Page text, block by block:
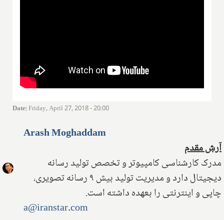
Date:Friday, April 27, 2018 - 20:00
Arash Moghaddam
آرش مقدم
مدرک کارشناسی کامپیوتر و تخصص تولید رسانه
دیجیتال دارد و مدیریت تولید بیش ۹ رسانه تصویری،
چاپی و اینترنتی را بعهده داشته است.
a@iranstar.com